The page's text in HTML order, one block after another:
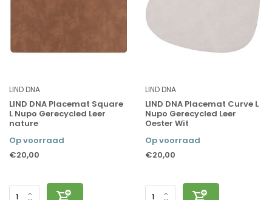
LIND DNA
LIND DNA Placemat Square
L Nupo Gerecycled Leer
nature
Op voorraad
€20,00
LIND DNA
LIND DNA Placemat Curve L
Nupo Gerecycled Leer
Oester Wit
Op voorraad
€20,00